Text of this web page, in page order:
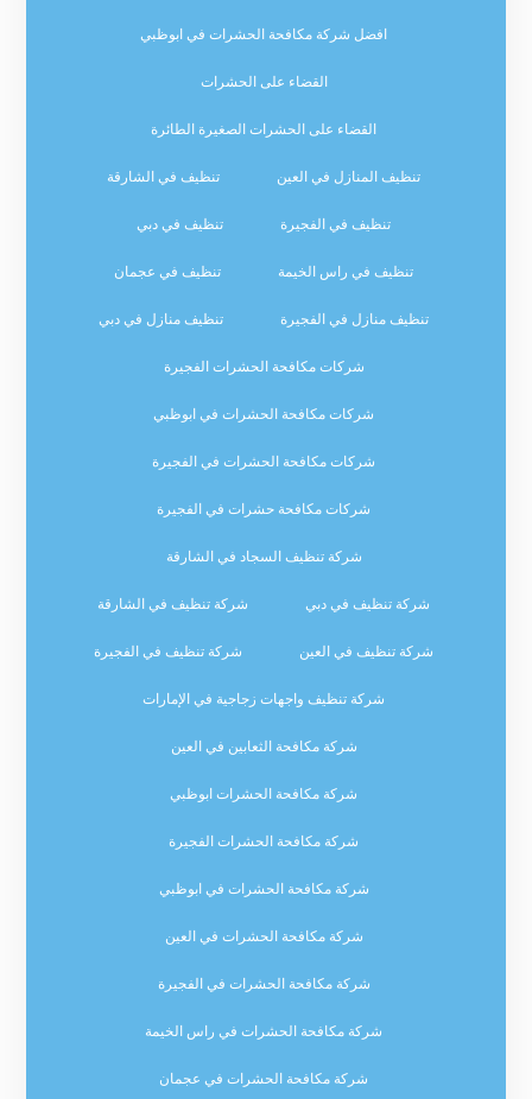
افضل شركة مكافحة الحشرات في ابوظبي
القضاء على الحشرات
القضاء على الحشرات الصغيرة الطائرة
تنظيف المنازل في العين تنظيف في الشارقة
تنظيف في الفجيرة تنظيف في دبي
تنظيف في راس الخيمة تنظيف في عجمان
تنظيف منازل في الفجيرة تنظيف منازل في دبي
شركات مكافحة الحشرات الفجيرة
شركات مكافحة الحشرات في ابوظبي
شركات مكافحة الحشرات في الفجيرة
شركات مكافحة حشرات في الفجيرة
شركة تنظيف السجاد في الشارقة
شركة تنظيف في دبي شركة تنظيف في الشارقة
شركة تنظيف في العين شركة تنظيف في الفجيرة
شركة تنظيف واجهات زجاجية في الإمارات
شركة مكافحة الثعابين في العين
شركة مكافحة الحشرات ابوظبي
شركة مكافحة الحشرات الفجيرة
شركة مكافحة الحشرات في ابوظبي
شركة مكافحة الحشرات في العين
شركة مكافحة الحشرات في الفجيرة
شركة مكافحة الحشرات في راس الخيمة
شركة مكافحة الحشرات في عجمان